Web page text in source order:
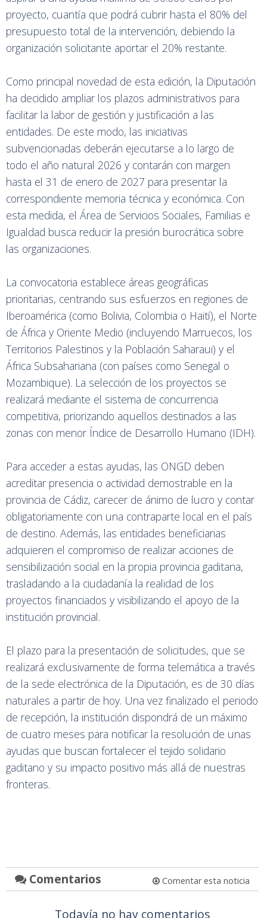
proyecto, cuantía que podrá cubrir hasta el 80% del
presupuesto total de la intervención, debiendo la
organización solicitante aportar el 20% restante.
Como principal novedad de esta edición, la Diputación
ha decidido ampliar los plazos administrativos para
facilitar la labor de gestión y justificación a las
entidades. De este modo, las iniciativas
subvencionadas deberán ejecutarse a lo largo de
todo el año natural 2026 y contarán con margen
hasta el 31 de enero de 2027 para presentar la
correspondiente memoria técnica y económica. Con
esta medida, el Área de Servicios Sociales, Familias e
Igualdad busca reducir la presión burocrática sobre
las organizaciones.
La convocatoria establece áreas geográficas
prioritarias, centrando sus esfuerzos en regiones de
Iberoamérica (como Bolivia, Colombia o Haití), el Norte
de África y Oriente Medio (incluyendo Marruecos, los
Territorios Palestinos y la Población Saharaui) y el
África Subsahariana (con países como Senegal o
Mozambique). La selección de los proyectos se
realizará mediante el sistema de concurrencia
competitiva, priorizando aquellos destinados a las
zonas con menor Índice de Desarrollo Humano (IDH).
Para acceder a estas ayudas, las ONGD deben
acreditar presencia o actividad demostrable en la
provincia de Cádiz, carecer de ánimo de lucro y contar
obligatoriamente con una contraparte local en el país
de destino. Además, las entidades beneficiarias
adquieren el compromiso de realizar acciones de
sensibilización social en la propia provincia gaditana,
trasladando a la ciudadanía la realidad de los
proyectos financiados y visibilizando el apoyo de la
institución provincial.
El plazo para la presentación de solicitudes, que se
realizará exclusivamente de forma telemática a través
de la sede electrónica de la Diputación, es de 30 días
naturales a partir de hoy. Una vez finalizado el periodo
de recepción, la institución dispondrá de un máximo
de cuatro meses para notificar la resolución de unas
ayudas que buscan fortalecer el tejido solidario
gaditano y su impacto positivo más allá de nuestras
fronteras.
Comentarios Comentar esta noticia
Todavía no hay comentarios